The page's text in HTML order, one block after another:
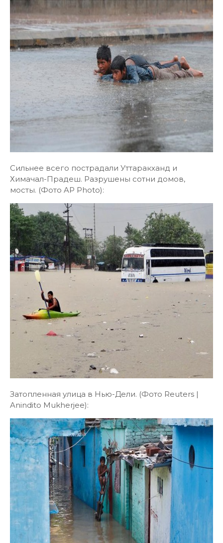
Сильнее всего пострадали Уттаракханд и
Химачал-Прадеш. Разрушены сотни домов,
мосты. (Фото AP Photo):
Затопленная улица в Нью-Дели. (Фото Reuters |
Anindito Mukherjee):